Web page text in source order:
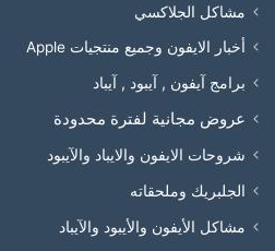
مشاكل الجلاكسي
أخبار الايفون وجميع منتجيات Apple
برامج آيفون , آيبود , آيباد
عروض مجانية لفترة محدودة
شروحات الايفون والايباد والآيبود
الجلبريك وملحقاته
مشاكل الأيفون والأيبود والآيباد